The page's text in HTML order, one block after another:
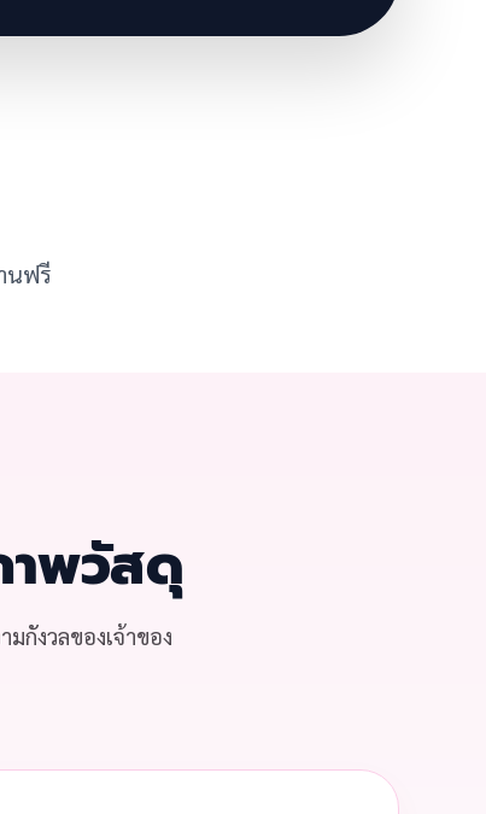
นฟรี
พวัสดุ
กังวลของเจ้าของ